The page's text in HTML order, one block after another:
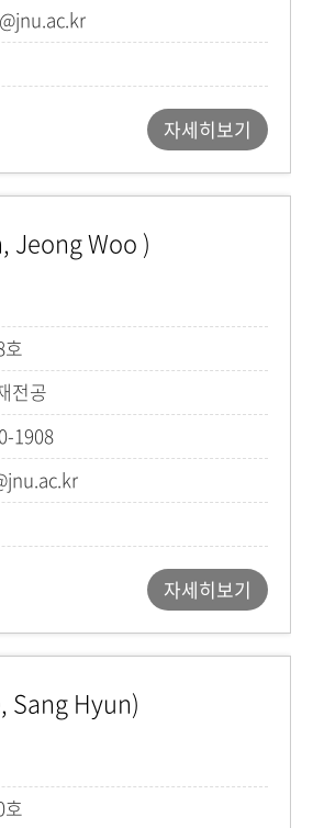
자세히보기
Jeong Woo )
전공
에너지소재연구실)
1908
자세히보기
Sang Hyun)